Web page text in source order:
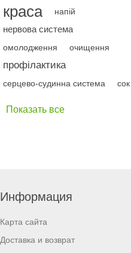
краса напій
нервова система
омолодження очищення
профілактика
серцево-судинна система сок
Показать все
Информация
Карта сайта
Доставка и возврат